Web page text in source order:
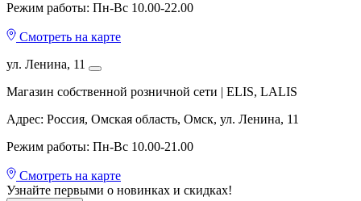
Режим работы: Пн-Вс 10.00-22.00
Смотреть на карте
ул. Ленина, 11
Магазин собственной розничной сети | ELIS, LALIS
Адрес: Россия, Омская область, Омск, ул. Ленина, 11
Режим работы: Пн-Вс 10.00-21.00
Смотреть на карте
Узнайте первыми о новинках и скидках!